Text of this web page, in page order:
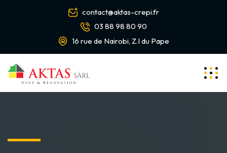
contact@aktas-crepi.fr
03 88 98 80 90
16 rue de Nairobi, Z.I du Pape